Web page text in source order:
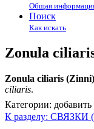
Общая
Поиск
Как искать
Zonula
Zonula ciliaris (Zinni)
ciliaris.
Категории: добавить
К разделу: СВЯЗКИ